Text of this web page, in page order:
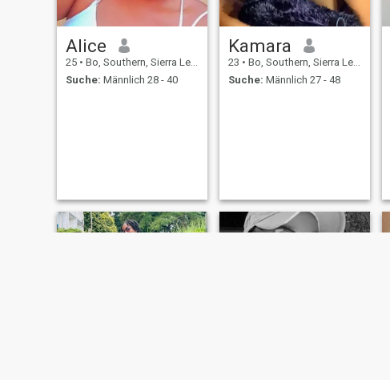
Alice
25 • Bo, Southern, Sierra Leone
Suche: Männlich 28 - 40
Kamara
23 • Bo, Southern, Sierra Leone
Suche: Männlich 27 - 48